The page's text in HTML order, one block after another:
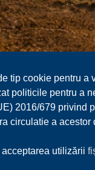
tip cookie pentru
politicile pentru a
2016/679 privind
circulatie a
utilizării